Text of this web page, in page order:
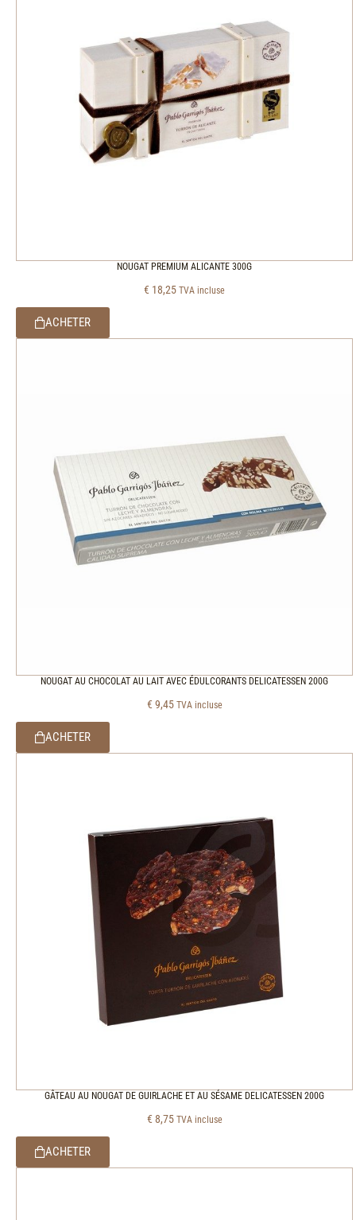
NOUGAT PREMIUM ALICANTE 300G
€ 18,25 TVA incluse
ACHETER
NOUGAT AU CHOCOLAT AU LAIT AVEC ÉDULCORANTS DELICATESSEN 200G
€ 9,45 TVA incluse
ACHETER
GÂTEAU AU NOUGAT DE GUIRLACHE ET AU SÉSAME DELICATESSEN 200G
€ 8,75 TVA incluse
ACHETER